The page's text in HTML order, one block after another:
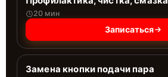
20 мин
Записаться
Замена кнопки подачи пара